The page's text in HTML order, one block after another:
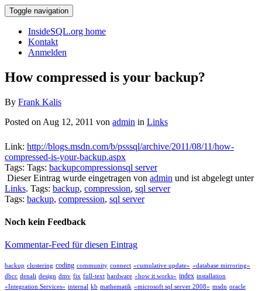
Toggle navigation
InsideSQL.org home
Kontakt
Anmelden
How compressed is your backup?
By Frank Kalis
Posted on Aug 12, 2011 von admin in Links
Link: http://blogs.msdn.com/b/psssql/archive/2011/08/11/how-
compressed-is-your-backup.aspx
Tags: Tags: backupcompressionsql server
Dieser Eintrag wurde eingetragen von admin und ist abgelegt unter
Links. Tags: backup, compression, sql server
Tags: backup, compression, sql server
Noch kein Feedback
Kommentar-Feed für diesen Eintrag
backup clustering coding community connect «cumulative update» «database mirroring»
dbcc denali design dmv fix full-text hardware «how it works» index installation
«Integration Services» internal kb mathematik «microsoft sql server 2008» msdn oracle